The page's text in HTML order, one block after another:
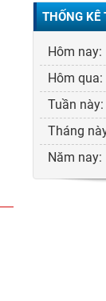
THỐNG KÊ
Hôm nay:
Hôm qua:
Tuần này:
Tháng
Năm nay: